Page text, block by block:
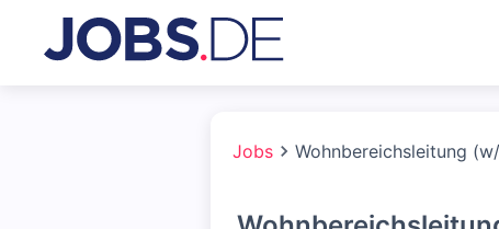
Jobs Wohnbereichsleitung